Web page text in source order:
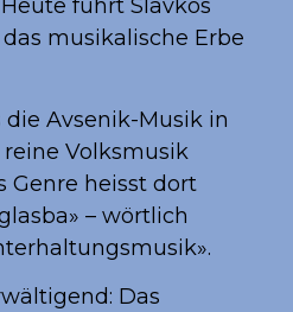
führt Slavkos
musikalische Erbe
die Avsenik-Musik in
Volksmusik
Genre heisst dort
– wörtlich
Das